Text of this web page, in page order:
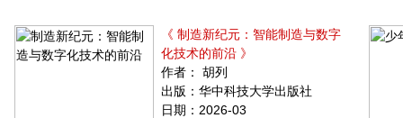
《 制造新纪元：智能制造与数字
化技术的前沿 》
作者： 胡列
出版：华中科技大学出版社
日期：2026-03